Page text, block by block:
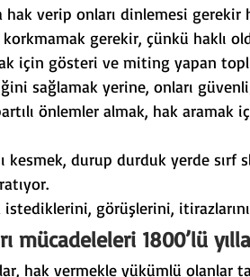
hak verip onları dinlemesi
gerekir, çünkü haklı
için gösteri ve miting yapan
sağlamak yerine, onları
önlemler almak, hak
kesmek, durup durduk yerde
istediklerini, görüşlerini,
mücadeleleri 1800’lü
hak vermekle yükümlü olanlar